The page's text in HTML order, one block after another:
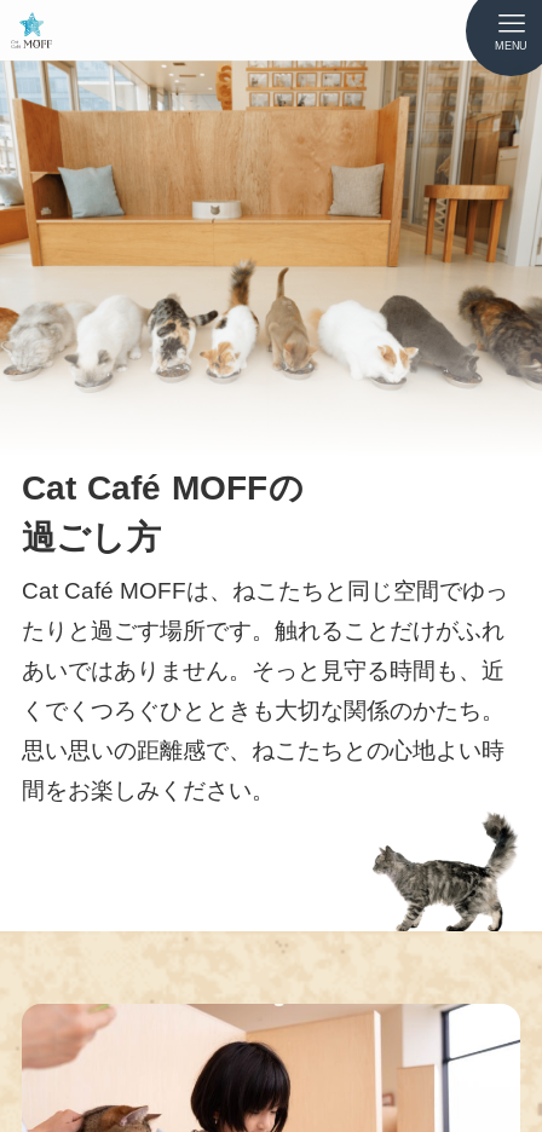
MENU
Cat Café MOFFの
過ごし方
Cat Café MOFFは、ねこたちと同じ空間でゆっ
たりと過ごす場所です。触れることだけがふれ
あいではありません。そっと見守る時間も、近
くでくつろぐひとときも大切な関係のかたち。
思い思いの距離感で、ねこたちとの心地よい時
間をお楽しみください。